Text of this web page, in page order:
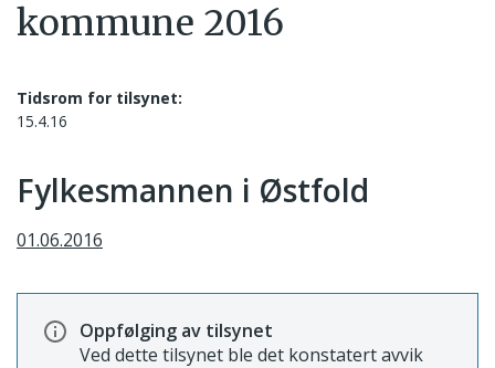
kommune 2016
Tidsrom for tilsynet:
15.4.16
Fylkesmannen i Østfold
01.06.2016
Oppfølging av tilsynet
Ved dette tilsynet ble det konstatert avvik